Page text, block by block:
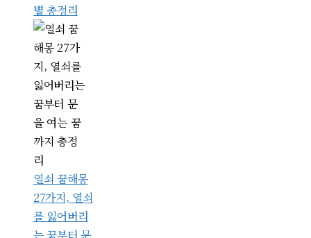
별 총정리
열쇠 꿈해몽
27가지, 열쇠
를 잃어버리